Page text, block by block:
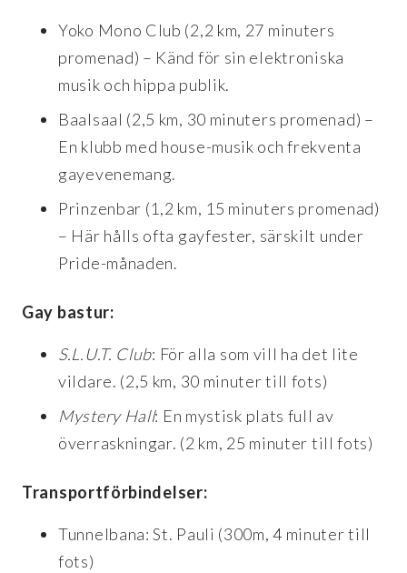
Yoko Mono Club (2,2 km, 27 minuters
promenad) – Känd för sin elektroniska
musik och hippa publik.
Baalsaal (2,5 km, 30 minuters promenad) –
En klubb med house-musik och frekventa
gayevenemang.
Prinzenbar (1,2 km, 15 minuters promenad)
– Här hålls ofta gayfester, särskilt under
Pride-månaden.
Gay bastur:
S.L.U.T. Club: För alla som vill ha det lite
vildare. (2,5 km, 30 minuter till fots)
Mystery Hall: En mystisk plats full av
överraskningar. (2 km, 25 minuter till fots)
Transportförbindelser:
Tunnelbana: St. Pauli (300m, 4 minuter till
fots)